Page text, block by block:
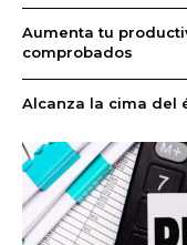
Aumenta tu
comprobados
Alcanza la cima del